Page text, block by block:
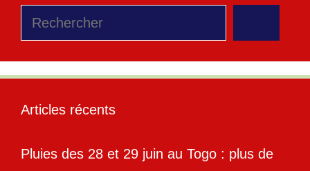
Rechercher
Articles récents
Pluies des 28 et 29 juin au Togo : plus de